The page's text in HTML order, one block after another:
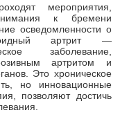
мероприятия,
к бремени
осведомленности о
артрит —
заболевание,
артритом и
Это хроническое
но инновационные
позволяют достичь